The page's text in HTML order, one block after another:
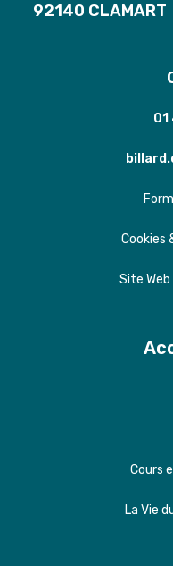
92140 CLAMART
01
Cookies
Site
Cours
La Vie